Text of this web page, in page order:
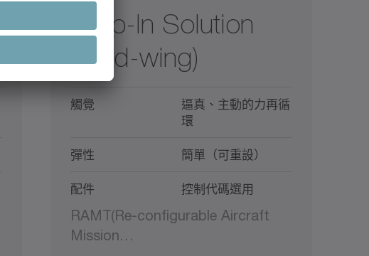
Drop-In Solution
(fixed-wing)
觸覺
逼真、主動的力再循
環
彈性 簡單（可重設）
配件 控制代碼選用
RAMT(Re-configurable Aircraft
Mission…